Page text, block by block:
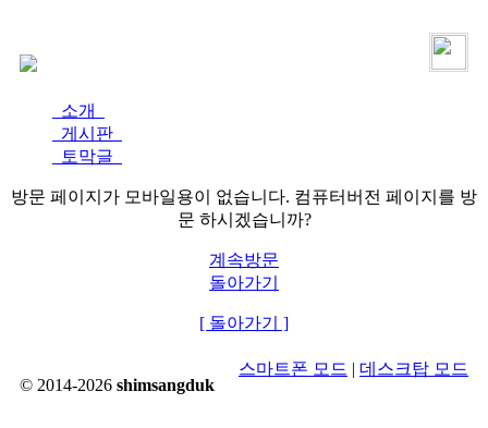
소개
게시판
토막글
방문 페이지가 모바일용이 없습니다. 컴퓨터버전 페이지를 방
문 하시겠습니까?
계속방문
돌아가기
[ 돌아가기 ]
© 2014-2026 shimsangduk
스마트폰 모드 | 데스크탑 모드